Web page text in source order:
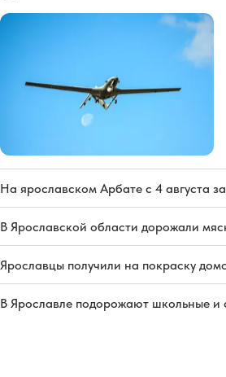
На ярославском Арбате с 4 августа
В Ярославской области дорожали
Ярославцы получили на покраску
В Ярославле подорожают школьные и